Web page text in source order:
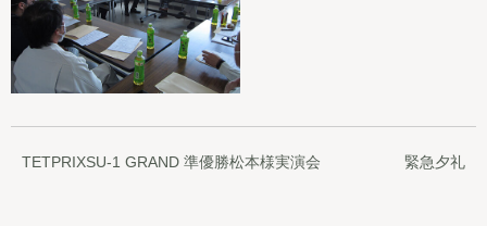
TETPRIXSU-1 GRAND 準優勝松本様実演会 緊急夕礼